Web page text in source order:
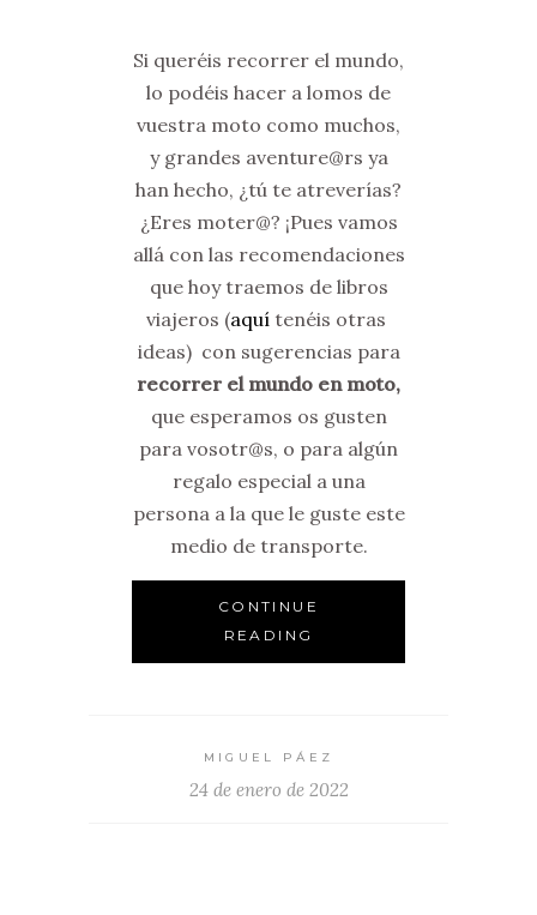
Si queréis recorrer el mundo,
lo podéis hacer a lomos de
vuestra moto como muchos,
y grandes aventure@rs ya
han hecho, ¿tú te atreverías?
¿Eres moter@? ¡Pues vamos
allá con las recomendaciones
que hoy traemos de libros
viajeros (aquí tenéis otras
ideas) con sugerencias para
recorrer el mundo en moto,
que esperamos os gusten
para vosotr@s, o para algún
regalo especial a una
persona a la que le guste este
medio de transporte.
CONTINUE
READING
MIGUEL PÁEZ
24 de enero de 2022